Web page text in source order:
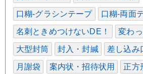
口糊-グラシンテープ 口糊-両面
名刺ときめつけないDE！ 変わ
大型封筒 封入・封緘 差し込み
月謝袋 案内状・招待状用 正方